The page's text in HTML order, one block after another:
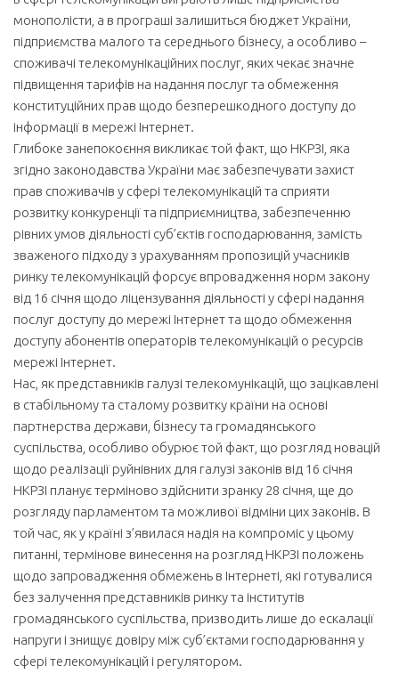
монополісти, а в програші залишиться бюджет України,
підприємства малого та середнього бізнесу, а особливо –
споживачі телекомунікаційних послуг, яких чекає значне
підвищення тарифів на надання послуг та обмеження
конституційних прав щодо безперешкодного доступу до
інформації в мережі Інтернет.
Глибоке занепокоєння викликає той факт, що НКРЗІ, яка
згідно законодавства України має забезпечувати захист
прав споживачів у сфері телекомунікацій та сприяти
розвитку конкуренції та підприємництва, забезпеченню
рівних умов діяльності суб’єктів господарювання, замість
зваженого підходу з урахуванням пропозицій учасників
ринку телекомунікацій форсує впровадження норм закону
від 16 січня щодо ліцензування діяльності у сфері надання
послуг доступу до мережі Інтернет та щодо обмеження
доступу абонентів операторів телекомунікацій о ресурсів
мережі Інтернет.
Нас, як представників галузі телекомунікацій, що зацікавлені
в стабільному та сталому розвитку країни на основі
партнерства держави, бізнесу та громадянського
суспільства, особливо обурює той факт, що розгляд новацій
щодо реалізації руйнівних для галузі законів від 16 січня
НКРЗІ планує терміново здійснити зранку 28 січня, ще до
розгляду парламентом та можливої відміни цих законів. В
той час, як у країні з’явилася надія на компроміс у цьому
питанні, термінове винесення на розгляд НКРЗІ положень
щодо запровадження обмежень в Інтернеті, які готувалися
без залучення представників ринку та інститутів
громадянського суспільства, призводить лише до ескалації
напруги і знищує довіру між суб’єктами господарювання у
сфері телекомунікацій і регулятором.